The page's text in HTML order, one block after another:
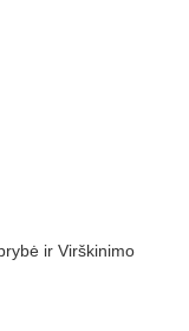
ir Virškinimo